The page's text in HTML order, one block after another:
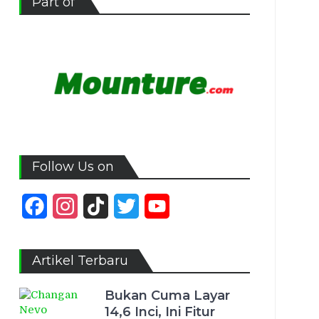
Follow Us on
FacebookInstagram
TikTok Twitter
Artikel Terbaru
Bukan Cuma Layar
14,6 Inci, Ini Fitur